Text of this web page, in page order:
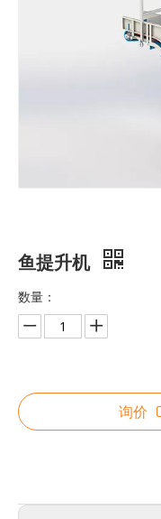
鱼提升机
数量：
询价